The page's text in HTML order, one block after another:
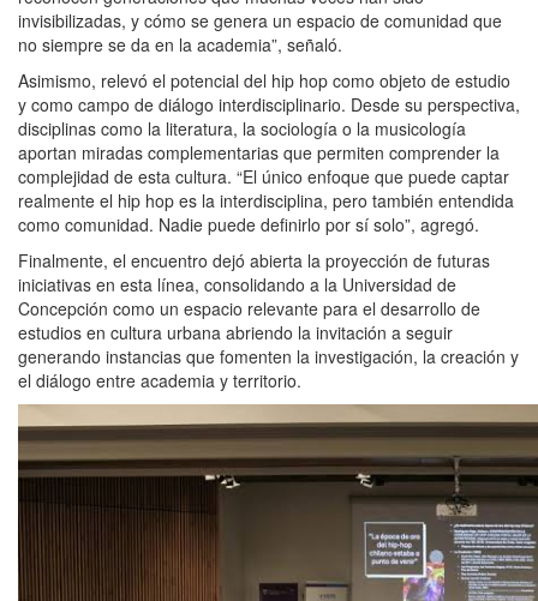
invisibilizadas, y cómo se genera un espacio de comunidad que
no siempre se da en la academia”, señaló.
Asimismo, relevó el potencial del hip hop como objeto de estudio
y como campo de diálogo interdisciplinario. Desde su perspectiva,
disciplinas como la literatura, la sociología o la musicología
aportan miradas complementarias que permiten comprender la
complejidad de esta cultura. “El único enfoque que puede captar
realmente el hip hop es la interdisciplina, pero también entendida
como comunidad. Nadie puede definirlo por sí solo”, agregó.
Finalmente, el encuentro dejó abierta la proyección de futuras
iniciativas en esta línea, consolidando a la Universidad de
Concepción como un espacio relevante para el desarrollo de
estudios en cultura urbana abriendo la invitación a seguir
generando instancias que fomenten la investigación, la creación y
el diálogo entre academia y territorio.